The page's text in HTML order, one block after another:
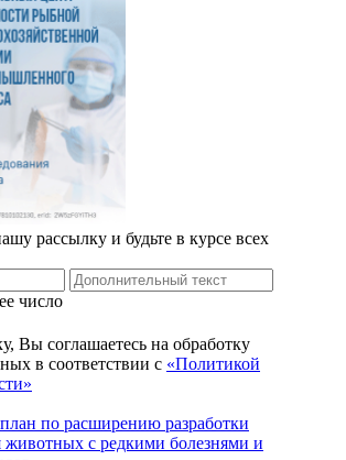
рассылку и будьте в курсе всех
число
Вы соглашаетесь на обработку
в соответствии с «Политикой
по расширению разработки
животных с редкими болезнями и